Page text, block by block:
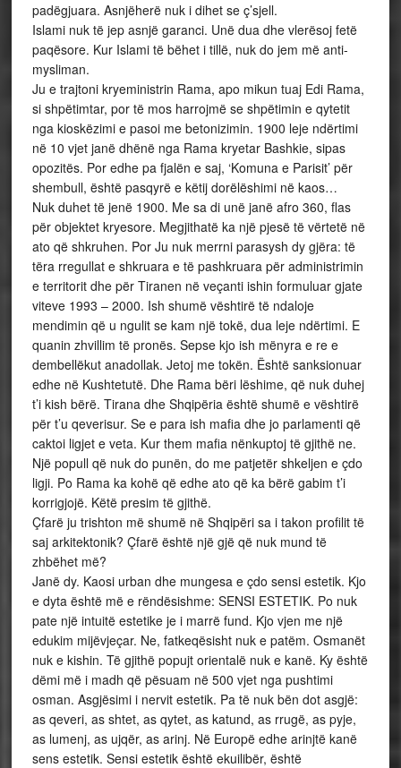
padëgjuara. Asnjëherë nuk i dihet se ç’sjell.
Islami nuk të jep asnjë garanci. Unë dua dhe vlerësoj fetë
paqësore. Kur Islami të bëhet i tillë, nuk do jem më anti-
mysliman.
Ju e trajtoni kryeministrin Rama, apo mikun tuaj Edi Rama,
si shpëtimtar, por të mos harrojmë se shpëtimin e qytetit
nga kioskëzimi e pasoi me betonizimin. 1900 leje ndërtimi
në 10 vjet janë dhënë nga Rama kryetar Bashkie, sipas
opozitës. Por edhe pa fjalën e saj, ‘Komuna e Parisit’ për
shembull, është pasqyrë e këtij dorëlëshimi në kaos…
Nuk duhet të jenë 1900. Me sa di unë janë afro 360, flas
për objektet kryesore. Megjithatë ka një pjesë të vërtetë në
ato që shkruhen. Por Ju nuk merrni parasysh dy gjëra: të
tëra rregullat e shkruara e të pashkruara për administrimin
e territorit dhe për Tiranen në veçanti ishin formuluar gjate
viteve 1993 – 2000. Ish shumë vështirë të ndaloje
mendimin që u ngulit se kam një tokë, dua leje ndërtimi. E
quanin zhvillim të pronës. Sepse kjo ish mënyra e re e
dembellëkut anadollak. Jetoj me tokën. Është sanksionuar
edhe në Kushtetutë. Dhe Rama bëri lëshime, që nuk duhej
t’i kish bërë. Tirana dhe Shqipëria është shumë e vështirë
për t’u qeverisur. Se e para ish mafia dhe jo parlamenti që
caktoi ligjet e veta. Kur them mafia nënkuptoj të gjithë ne.
Një popull që nuk do punën, do me patjetër shkeljen e çdo
ligji. Po Rama ka kohë që edhe ato që ka bërë gabim t’i
korrigjojë. Këtë presim të gjithë.
Çfarë ju trishton më shumë në Shqipëri sa i takon profilit të
saj arkitektonik? Çfarë është një gjë që nuk mund të
zhbëhet më?
Janë dy. Kaosi urban dhe mungesa e çdo sensi estetik. Kjo
e dyta është më e rëndësishme: SENSI ESTETIK. Po nuk
pate një intuitë estetike je i marrë fund. Kjo vjen me një
edukim mijëvjeçar. Ne, fatkeqësisht nuk e patëm. Osmanët
nuk e kishin. Të gjithë popujt orientalë nuk e kanë. Ky është
dëmi më i madh që pësuam në 500 vjet nga pushtimi
osman. Asgjësimi i nervit estetik. Pa të nuk bën dot asgjë:
as qeveri, as shtet, as qytet, as katund, as rrugë, as pyje,
as lumenj, as ujqër, as arinj. Në Europë edhe arinjtë kanë
sens estetik. Sensi estetik është ekuilibër, është